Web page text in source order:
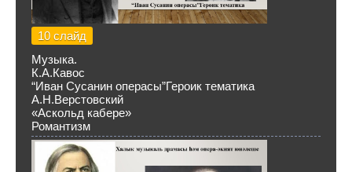
10 слайд
Музыка.
К.А.Кавос
“Иван Сусанин операсы”Героик тематика
А.Н.Верстовский
«Аскольд кабере»
Романтизм